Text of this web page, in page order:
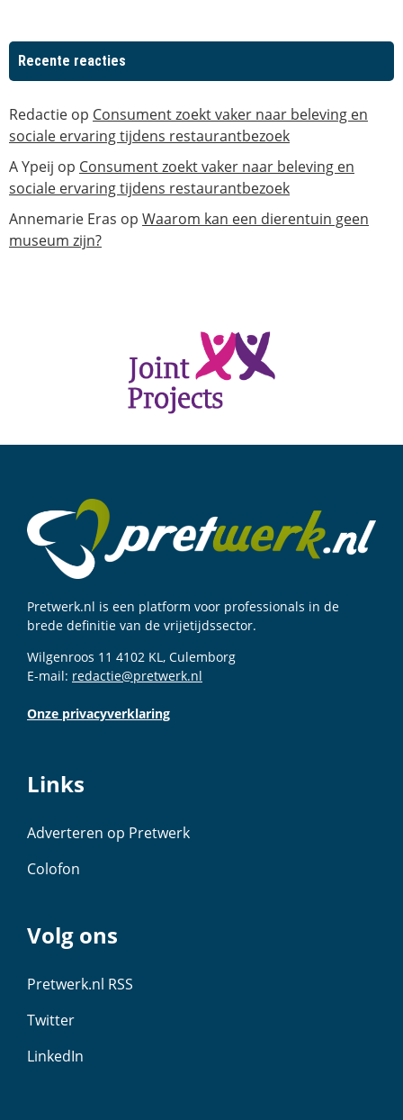
Recente reacties
Redactie op Consument zoekt vaker naar beleving en
sociale ervaring tijdens restaurantbezoek
A Ypeij op Consument zoekt vaker naar beleving en
sociale ervaring tijdens restaurantbezoek
Annemarie Eras op Waarom kan een dierentuin geen
museum zijn?
Pretwerk.nl is een platform voor professionals in de
brede definitie van de vrijetijdssector.
Wilgenroos 11 4102 KL, Culemborg
E-mail: redactie@pretwerk.nl
Onze privacyverklaring
Links
Adverteren op Pretwerk
Colofon
Volg ons
Pretwerk.nl RSS
Twitter
LinkedIn